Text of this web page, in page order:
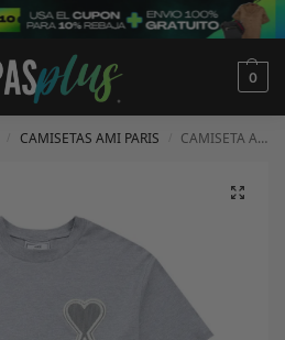
0
CAMISETAS AMI PARIS CAMISETA AMI PARIS